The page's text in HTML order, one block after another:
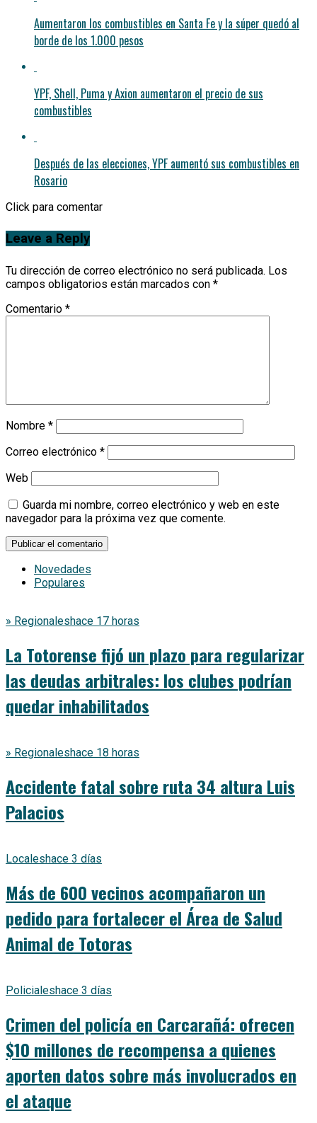
Aumentaron los combustibles en Santa Fe y la súper quedó al
borde de los 1.000 pesos
YPF, Shell, Puma y Axion aumentaron el precio de sus
combustibles
Después de las elecciones, YPF aumentó sus combustibles en
Rosario
Click para comentar
Leave a Reply
Tu dirección de correo electrónico no será publicada. Los
campos obligatorios están marcados con *
Comentario *
Nombre *
Correo electrónico *
Web
Guarda mi nombre, correo electrónico y web en este
navegador para la próxima vez que comente.
Novedades
Populares
» Regionaleshace 17 horas
La Totorense fijó un plazo para regularizar
las deudas arbitrales: los clubes podrían
quedar inhabilitados
» Regionaleshace 18 horas
Accidente fatal sobre ruta 34 altura Luis
Palacios
Localeshace 3 días
Más de 600 vecinos acompañaron un
pedido para fortalecer el Área de Salud
Animal de Totoras
Policialeshace 3 días
Crimen del policía en Carcarañá: ofrecen
$10 millones de recompensa a quienes
aporten datos sobre más involucrados en
el ataque